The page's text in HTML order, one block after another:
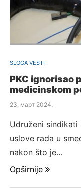
SLOGA VESTI
PKC ignorisao
medicinskom
23. март 2024.
Udruženi sindikati
uslove rada u
nakon što je…
Opširnije